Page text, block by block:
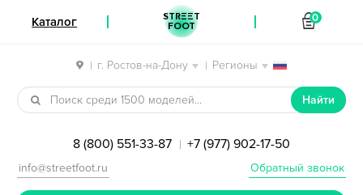
| г. Ростов-на-Дону | Регионы
Перейти к навигации
Перейти к содержимому
Найти
8 (800) 551-33-87 | +7 (977) 902-17-50
Обратный звонок
info@streetfoot.ru
Каталог STREET
FOOT
0